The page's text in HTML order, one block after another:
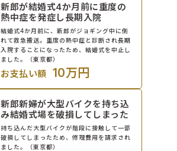
新郎が結婚式4か月前に重度の
熱中症を発症し長期入院
結婚式4か月前に、新郎がジョギング中に倒
れて救急搬送。重度の熱中症と診断され長期
入院することになったため、結婚式を中止し
ました。（東京都）
お支払い額 10万円
新郎新婦が大型バイクを持ち込
み結婚式場を破損してしまった
持ち込んだ大型バイクが階段に接触して一部
破損してしまったため、修理費用を請求され
ました。（東京都）